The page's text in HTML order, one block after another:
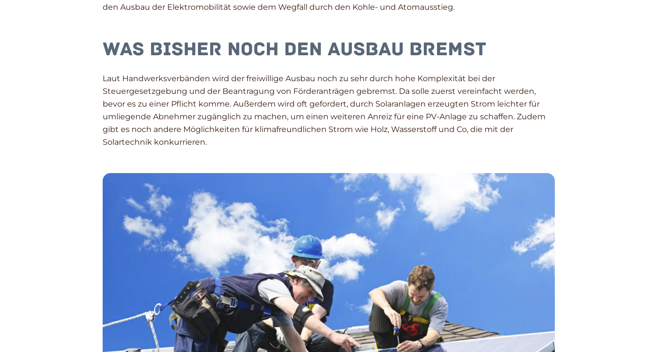
den Ausbau der Elektromobilität sowie dem Wegfall durch den Kohle- und Atomausstieg.
Was bisher noch den Ausbau bremst
Laut Handwerksverbänden wird der freiwillige Ausbau noch zu sehr durch hohe Komplexität bei der
Steuergesetzgebung und der Beantragung von Förderanträgen gebremst. Da solle zuerst vereinfacht werden,
bevor es zu einer Pflicht komme. Außerdem wird oft gefordert, durch Solaranlagen erzeugten Strom leichter für
umliegende Abnehmer zugänglich zu machen, um einen weiteren Anreiz für eine PV-Anlage zu schaffen. Zudem
gibt es noch andere Möglichkeiten für klimafreundlichen Strom wie Holz, Wasserstoff und Co, die mit der
Solartechnik konkurrieren.